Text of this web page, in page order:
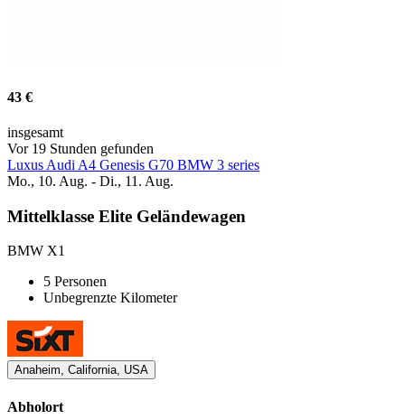
43 €
insgesamt
Vor 19 Stunden gefunden
Luxus Audi A4 Genesis G70 BMW 3 series
Mo., 10. Aug. - Di., 11. Aug.
Mittelklasse Elite Geländewagen
BMW X1
5 Personen
Unbegrenzte Kilometer
Anaheim, California, USA
Abholort